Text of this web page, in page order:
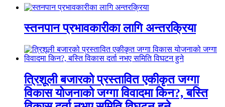
स्तनपान प्रभावकारीका लागि अन्तरक्रिया
त्रिशूली बजारको प्रस्तावित एकीकृत जग्गा
विकास योजनाको जग्गा विवादमा किन?, बस्ति